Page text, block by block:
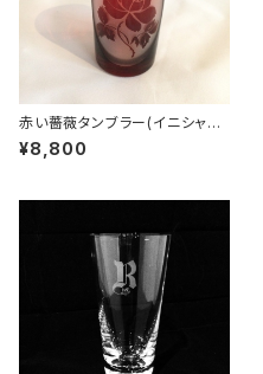
赤い薔薇タンブラー(イニシャル
彫刻)
¥8,800